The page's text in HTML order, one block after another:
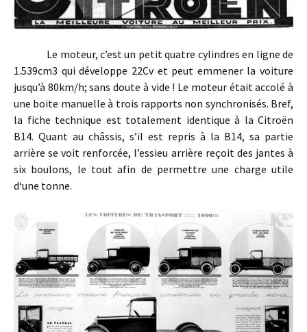
Le moteur, c’est un petit quatre cylindres en ligne de
1.539cm3 qui développe 22Cv et peut emmener la voiture
jusqu’à 80km/h; sans doute à vide ! Le moteur était accolé à
une boite manuelle à trois rapports non synchronisés. Bref,
la fiche technique est totalement identique à la Citroën
B14. Quant au châssis, s’il est repris à la B14, sa partie
arrière se voit renforcée, l’essieu arrière reçoit des jantes à
six boulons, le tout afin de permettre une charge utile
d‘une tonne.